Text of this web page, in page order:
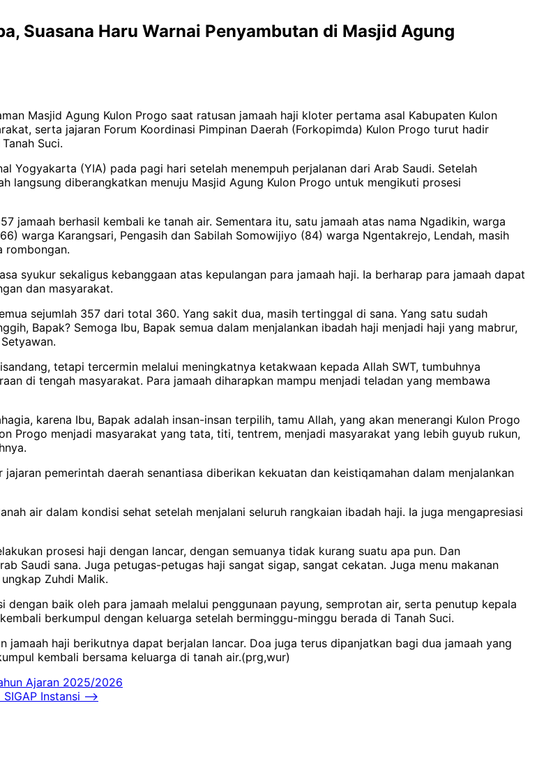
Suasana Haru Warnai Penyambutan di Masjid Agung
Masjid Agung Kulon Progo saat ratusan jamaah haji kloter pertama asal Kabupaten Kulon
serta jajaran Forum Koordinasi Pimpinan Daerah (Forkopimda) Kulon Progo turut hadir
Suci.
Yogyakarta (YIA) pada pagi hari setelah menempuh perjalanan dari Arab Saudi. Setelah
langsung diberangkatkan menuju Masjid Agung Kulon Progo untuk mengikuti prosesi
jamaah berhasil kembali ke tanah air. Sementara itu, satu jamaah atas nama Ngadikin, warga
warga Karangsari, Pengasih dan Sabilah Somowijiyo (84) warga Ngentakrejo, Lendah, masih
rombongan.
syukur sekaligus kebanggaan atas kepulangan para jamaah haji. Ia berharap para jamaah dapat
dan masyarakat.
sejumlah 357 dari total 360. Yang sakit dua, masih tertinggal di sana. Yang satu sudah
Bapak? Semoga Ibu, Bapak semua dalam menjalankan ibadah haji menjadi haji yang mabrur,
tetapi tercermin melalui meningkatnya ketakwaan kepada Allah SWT, tumbuhnya
di tengah masyarakat. Para jamaah diharapkan mampu menjadi teladan yang membawa
karena Ibu, Bapak adalah insan-insan terpilih, tamu Allah, yang akan menerangi Kulon Progo
Progo menjadi masyarakat yang tata, titi, tentrem, menjadi masyarakat yang lebih guyub rukun,
pemerintah daerah senantiasa diberikan kekuatan dan keistiqamahan dalam menjalankan
air dalam kondisi sehat setelah menjalani seluruh rangkaian ibadah haji. Ia juga mengapresiasi
prosesi haji dengan lancar, dengan semuanya tidak kurang suatu apa pun. Dan
Saudi sana. Juga petugas-petugas haji sangat sigap, sangat cekatan. Juga menu makanan
Zuhdi Malik.
baik oleh para jamaah melalui penggunaan payung, semprotan air, serta penutup kepala
berkumpul dengan keluarga setelah berminggu-minggu berada di Tanah Suci.
jamaah haji berikutnya dapat berjalan lancar. Doa juga terus dipanjatkan bagi dua jamaah yang
kembali bersama keluarga di tanah air.(prg,wur)
Ajaran 2025/2026
Instansi ⟶